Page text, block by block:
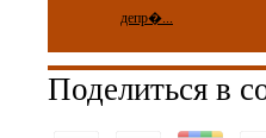
депр�...
Поделиться в